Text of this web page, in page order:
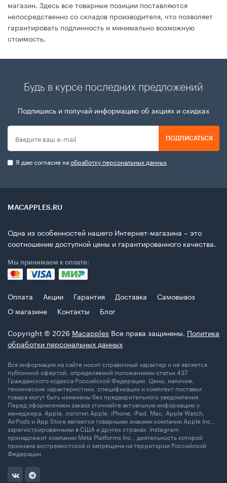
магазин. Здесь все товарные позиции поставляются
непосредственно со складов производителя, что позволяет
гарантировать подлинность и минимально возможную
стоимость.
Будь в курсе последних предложений
Подпишись и получай информацию об акциях и скидках
ПОДПИСАТЬСЯ
Я даю согласие наобработку персональных данных
MACAPPLES.RU
Одна из особенностей нашего Интернет-магазина – это
соотношение доступной цены и гарантированного качества.
Мы принимаем к оплате:
Оплата Акции Гарантия Доставка
Самовывоз
О магазине
Контакты
Блог
Copyright © 2026 Macapples Все права защинены. Политика
обработки персональных данных
Вся информация на сайте носит справочный характер и не является
публичной офертой, определяемой положениями статьи 437
Гражданского кодекса Российской Федерации. Цены, наличие,
технические характеристики, спецификации и комплект поставки
товара могут быть изменены без предварительного уведомления.
Перед оформлением заказа уточняйте актуальную информацию у
менеджера. Apple, логотип Apple, iPhone, iPad, Mac, Apple Watch,
AirPods и App Store являются товарными знаками компании Apple Inc.,
зарегистрированными в США и других странах. Instagram
принадлежит компании Meta Platforms Inc., деятельность которой
признана экстремистской и запрещена на территории Российской
Федерации.